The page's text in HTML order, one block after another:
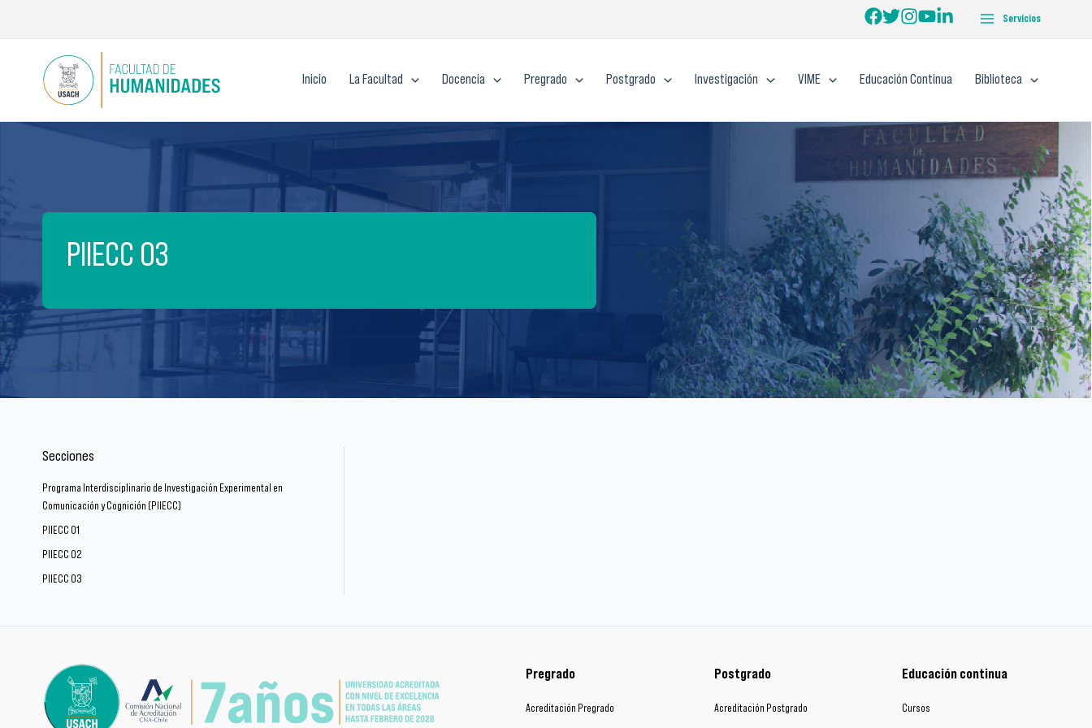
Servicios
Inicio La Facultad Docencia Pregrado Postgrado Investigación VIME Educación Continua Biblioteca
PIIECC 03
Secciones
Programa Interdisciplinario de Investigación Experimental en
Comunicación y Cognición (PIIECC)
PIIECC 01
PIIECC 02
PIIECC 03
Pregrado
Acreditación Pregrado
Postgrado
Acreditación Postgrado
Educación continua
Cursos